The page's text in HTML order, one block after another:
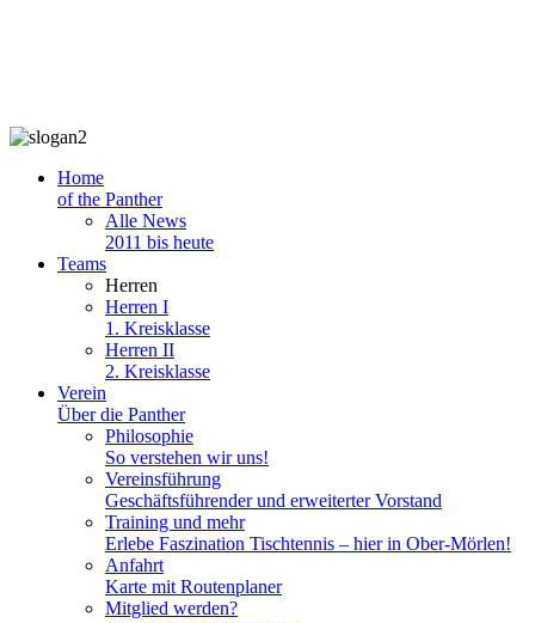
Home
of the Panther
Alle News
2011 bis heute
Teams
Herren
Herren I
1. Kreisklasse
Herren II
2. Kreisklasse
Verein
Über die Panther
Philosophie
So verstehen wir uns!
Vereinsführung
Geschäftsführender und erweiterter Vorstand
Training und mehr
Erlebe Faszination Tischtennis – hier in Ober-Mörlen!
Anfahrt
Karte mit Routenplaner
Mitglied werden?